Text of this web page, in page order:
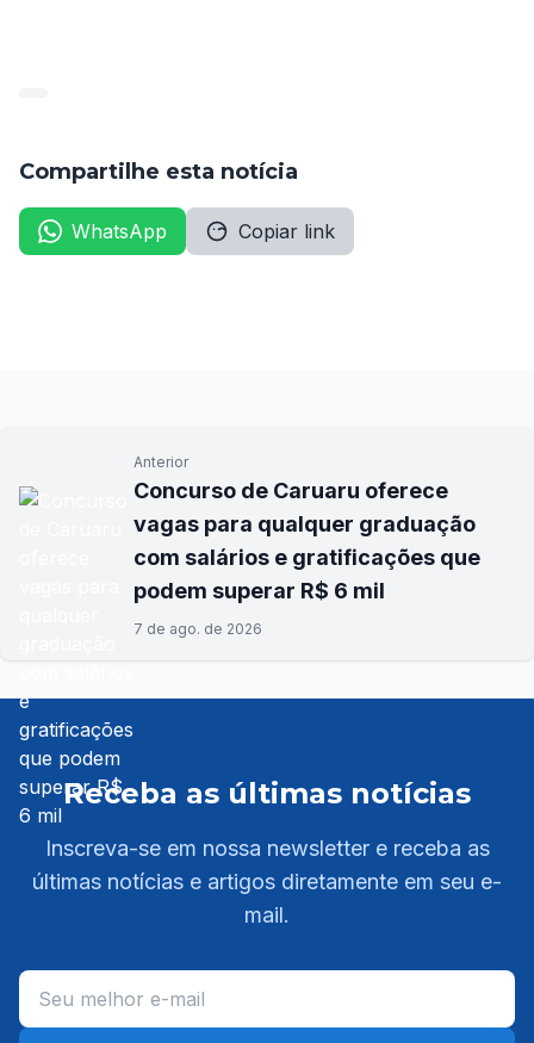
Compartilhe esta notícia
WhatsApp Copiar link
Anterior
Concurso de Caruaru oferece
vagas para qualquer graduação
com salários e gratificações que
podem superar R$ 6 mil
7 de ago. de 2026
Receba as últimas notícias
Inscreva-se em nossa newsletter e receba as
últimas notícias e artigos diretamente em seu e-
mail.